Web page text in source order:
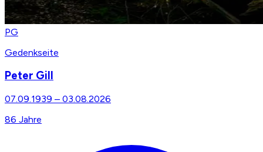
PG
Gedenkseite
Peter Gill
07.09.1939 – 03.08.2026
86 Jahre